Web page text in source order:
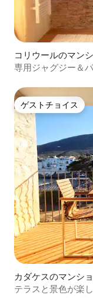
コリウールのマン
専用ジャグジー＆
ゲストチョイス
ゲストチョイス
カダケスのマンシ
テラスと景色が楽